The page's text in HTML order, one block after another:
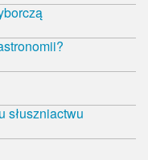
słuszniactwu